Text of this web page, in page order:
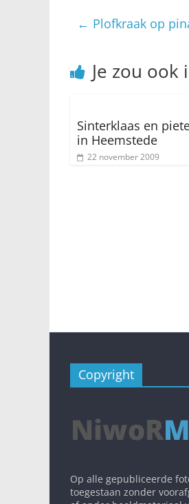
← Plofkraak op
Je zou
Sinterklaas en
in Heemstede
22 november 2009
Copyright
Op alle gepubliceerde
toegestaan zonder